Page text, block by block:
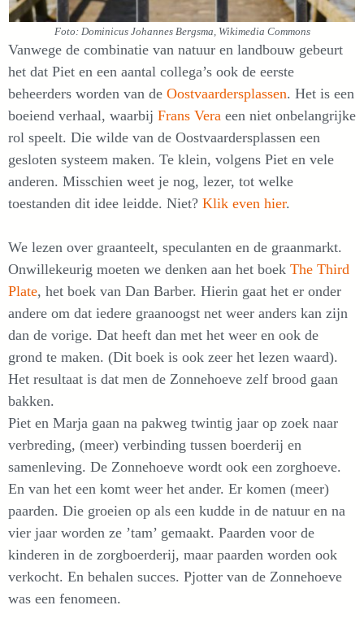
Foto: Dominicus Johannes Bergsma, Wikimedia Commons
Vanwege de combinatie van natuur en landbouw gebeurt
het dat Piet en een aantal collega’s ook de eerste
beheerders worden van de Oostvaardersplassen. Het is een
boeiend verhaal, waarbij Frans Vera een niet onbelangrijke
rol speelt. Die wilde van de Oostvaardersplassen een
gesloten systeem maken. Te klein, volgens Piet en vele
anderen. Misschien weet je nog, lezer, tot welke
toestanden dit idee leidde. Niet? Klik even hier.
We lezen over graanteelt, speculanten en de graanmarkt.
Onwillekeurig moeten we denken aan het boek The Third
Plate, het boek van Dan Barber. Hierin gaat het er onder
andere om dat iedere graanoogst net weer anders kan zijn
dan de vorige. Dat heeft dan met het weer en ook de
grond te maken. (Dit boek is ook zeer het lezen waard).
Het resultaat is dat men de Zonnehoeve zelf brood gaan
bakken.
Piet en Marja gaan na pakweg twintig jaar op zoek naar
verbreding, (meer) verbinding tussen boerderij en
samenleving. De Zonnehoeve wordt ook een zorghoeve.
En van het een komt weer het ander. Er komen (meer)
paarden. Die groeien op als een kudde in de natuur en na
vier jaar worden ze ’tam’ gemaakt. Paarden voor de
kinderen in de zorgboerderij, maar paarden worden ook
verkocht. En behalen succes. Pjotter van de Zonnehoeve
was een fenomeen.